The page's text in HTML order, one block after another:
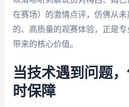
在赛场）的激情点评，仿佛从
的、高质量的观赛体验，正是
带来的核心价值。
当技术遇到问题
时保障